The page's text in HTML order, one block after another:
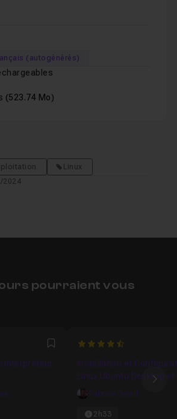
(autogénérés)
(523.74 Mo)
Linux
2024
pourraient vous
Favori
interpréteur
4.8823529411765
Installation et
Linux Ubuntu Desktop et
Ubuntu Serveur
Fabrice David
2h33